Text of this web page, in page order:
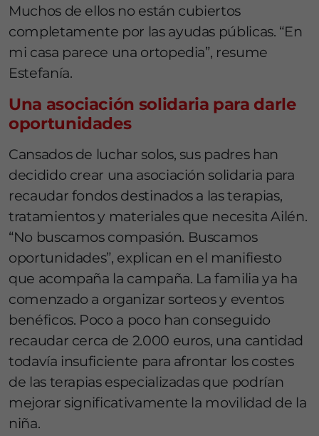
Muchos de ellos no están cubiertos
completamente por las ayudas públicas. “En
mi casa parece una ortopedia”, resume
Estefanía.
Una asociación solidaria para darle
oportunidades
Cansados de luchar solos, sus padres han
decidido crear una asociación solidaria para
recaudar fondos destinados a las terapias,
tratamientos y materiales que necesita Ailén.
“No buscamos compasión. Buscamos
oportunidades”, explican en el manifiesto
que acompaña la campaña. La familia ya ha
comenzado a organizar sorteos y eventos
benéficos. Poco a poco han conseguido
recaudar cerca de 2.000 euros, una cantidad
todavía insuficiente para afrontar los costes
de las terapias especializadas que podrían
mejorar significativamente la movilidad de la
niña.